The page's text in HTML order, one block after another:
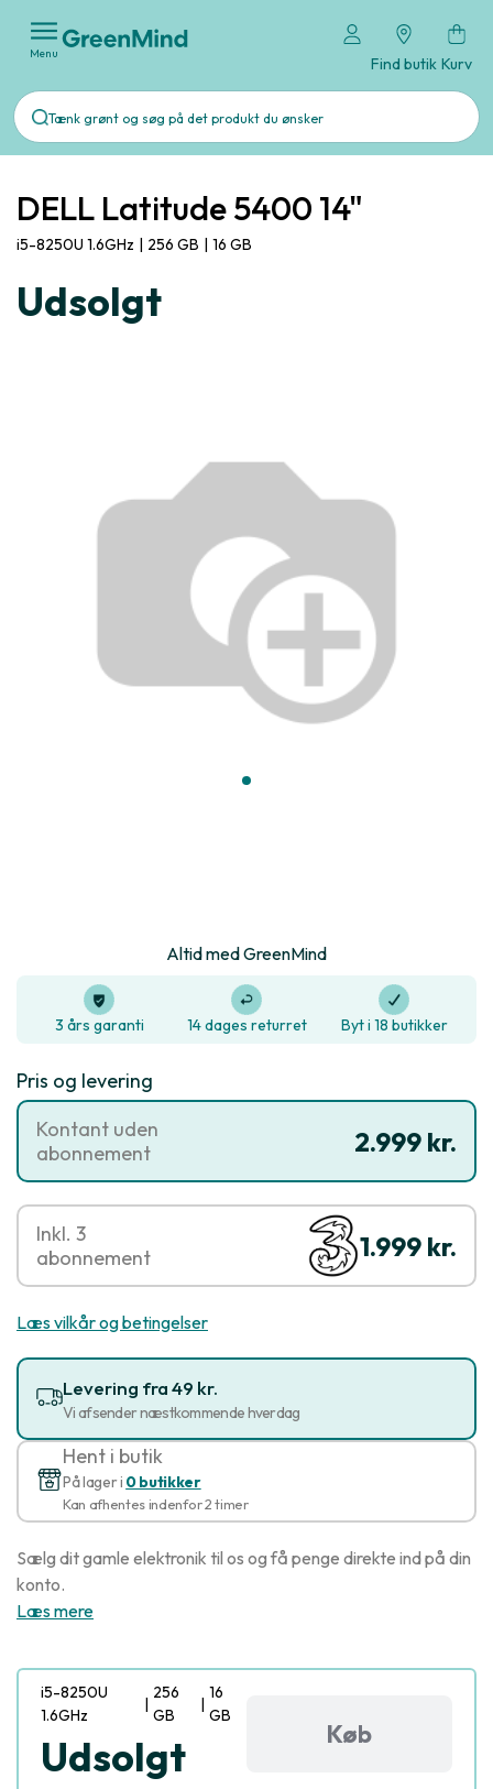
Menu
Find butik Kurv
DELL Latitude 5400 14"
i5-8250U 1.6GHz | 256 GB | 16 GB
Udsolgt
Altid med GreenMind
3 års garanti 14 dages returret Byt i 18 butikker
Pris og levering
2.999 kr.
Kontant uden
abonnement
1.999 kr.
Inkl. 3
abonnement
Læs vilkår og betingelser
Levering fra 49 kr.
Vi afsender næstkommende hverdag
Hent i butik
På lager i 0 butikker
Kan afhentes indenfor 2 timer
Sælg dit gamle elektronik til os og få penge direkte ind på din
konto.
Læs mere
i5-8250U
1.6GHz
|
256
GB
|
16
GB
Udsolgt Køb